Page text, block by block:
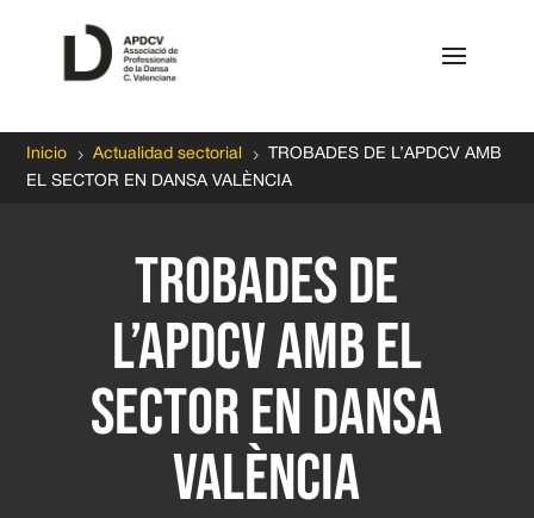
Inicio 5 Actualidad sectorial 5
TROBADES DE L’APDCV AMB
EL SECTOR EN DANSA VALÈNCIA
TROBADES DE
L’APDCV AMB EL
SECTOR EN DANSA
VALÈNCIA